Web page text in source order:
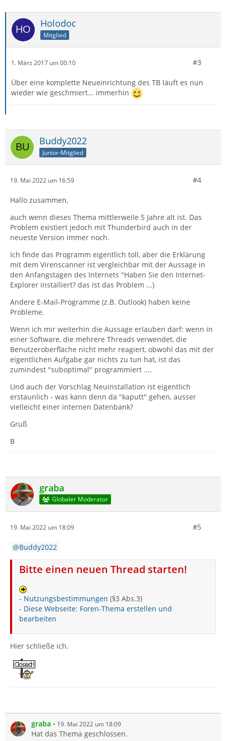
Holodoc
Mitglied
1. März 2017 um 00:10 #3
Über eine komplette Neueinrichtung des TB läuft es nun
wieder wie geschmiert... immerhin
Buddy2022
Junior-Mitglied
19. Mai 2022 um 16:59 #4
Hallo zusammen,
auch wenn dieses Thema mittlerweile 5 Jahre alt ist. Das
Problem existiert jedoch mit Thunderbird auch in der
neueste Version immer noch.
Ich finde das Programm eigentlich toll, aber die Erklärung
mit dem Virenscanner ist vergleichbar mit der Aussage in
den Anfangstagen des Internets "Haben Sie den Internet-
Explorer installiert? das ist das Problem ...)
Andere E-Mail-Programme (z.B. Outlook) haben keine
Probleme.
Wenn ich mir weiterhin die Aussage erlauben darf: wenn in
einer Software, die mehrere Threads verwendet, die
Benutzeroberfläche nicht mehr reagiert, obwohl das mit der
eigentlichen Aufgabe gar nichts zu tun hat, ist das
zumindest "suboptimal" programmiert ....
Und auch der Vorschlag Neuinstallation ist eigentlich
erstaunlich - was kann denn da "kaputt" gehen, ausser
vielleicht einer internen Datenbank?
Gruß
B
graba
Globaler Moderator
19. Mai 2022 um 18:09 #5
Buddy2022
Bitte einen neuen Thread starten!
- Nutzungsbestimmungen (§3 Abs.3)
- Diese Webseite: Foren-Thema erstellen und
bearbeiten
Hier schließe ich.
graba 19. Mai 2022 um 18:09
Hat das Thema geschlossen.